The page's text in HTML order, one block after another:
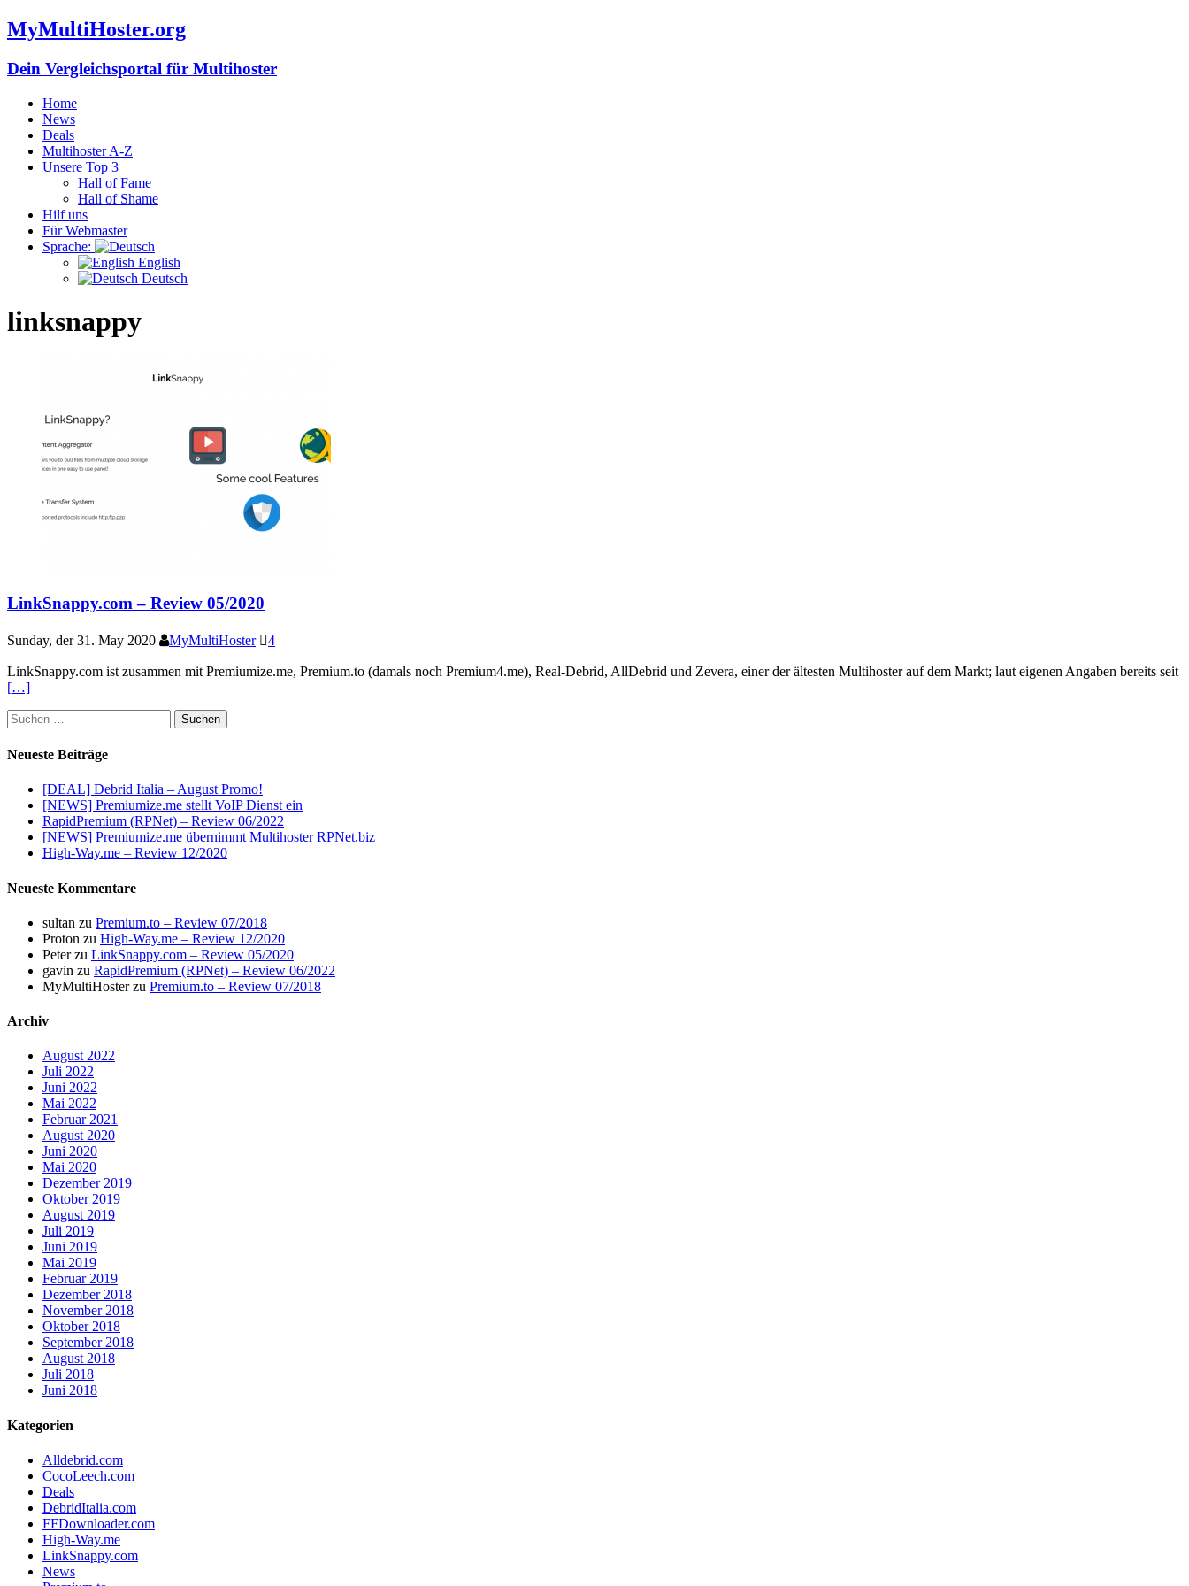
MyMultiHoster.org
Dein Vergleichsportal für Multihoster
Home
News
Deals
Multihoster A-Z
Unsere Top 3
Hall of Fame
Hall of Shame
Hilf uns
Für Webmaster
Sprache:
English
Deutsch
linksnappy
LinkSnappy.com – Review 05/2020
Sunday, der 31. May 2020 MyMultiHoster 4
LinkSnappy.com ist zusammen mit Premiumize.me, Premium.to (damals noch Premium4.me), Real-Debrid, AllDebrid und Zevera, einer der ältesten Multihoster auf dem Markt; laut eigenen Angaben bereits seit
[…]
Suchen
nach:
Neueste Beiträge
[DEAL] Debrid Italia – August Promo!
[NEWS] Premiumize.me stellt VoIP Dienst ein
RapidPremium (RPNet) – Review 06/2022
[NEWS] Premiumize.me übernimmt Multihoster RPNet.biz
High-Way.me – Review 12/2020
Neueste Kommentare
sultan zu Premium.to – Review 07/2018
Proton zu High-Way.me – Review 12/2020
Peterzu LinkSnappy.com – Review 05/2020
gavin zu RapidPremium (RPNet) – Review 06/2022
MyMultiHosterzu Premium.to – Review 07/2018
Archiv
August 2022
Juli 2022
Juni 2022
Mai 2022
Februar 2021
August 2020
Juni 2020
Mai 2020
Dezember 2019
Oktober 2019
August 2019
Juli 2019
Juni 2019
Mai 2019
Februar 2019
Dezember 2018
November 2018
Oktober 2018
September 2018
August 2018
Juli 2018
Juni 2018
Kategorien
Alldebrid.com
CocoLeech.com
Deals
DebridItalia.com
FFDownloader.com
High-Way.me
LinkSnappy.com
News